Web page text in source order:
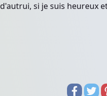
si je suis heureux